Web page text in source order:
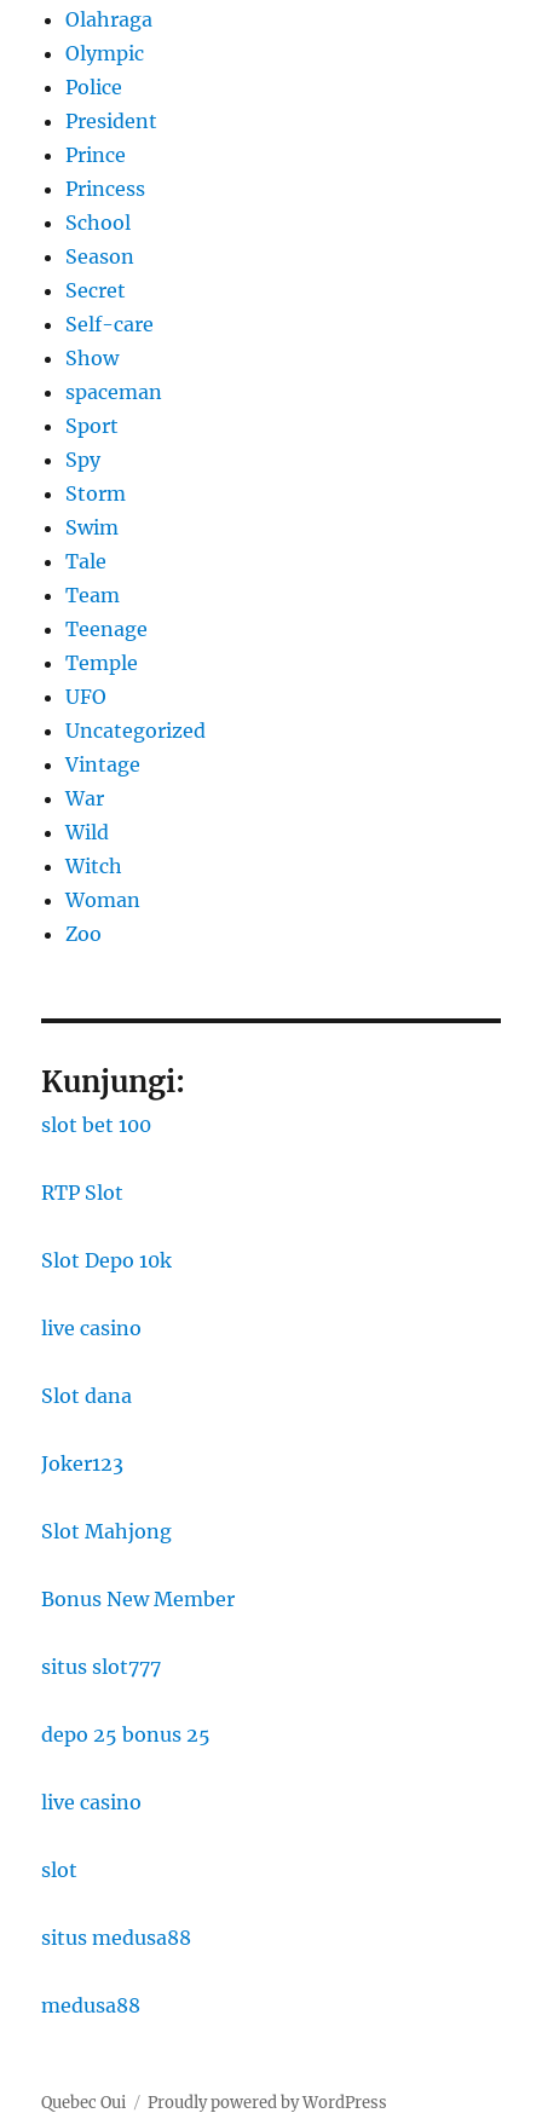
Olahraga
Olympic
Police
President
Prince
Princess
School
Season
Secret
Self-care
Show
spaceman
Sport
Spy
Storm
Swim
Tale
Team
Teenage
Temple
UFO
Uncategorized
Vintage
War
Wild
Witch
Woman
Zoo
Kunjungi:
slot bet 100
RTP Slot
Slot Depo 10k
live casino
Slot dana
Joker123
Slot Mahjong
Bonus New Member
situs slot777
depo 25 bonus 25
live casino
slot
situs medusa88
medusa88
Quebec Oui Proudly powered by WordPress